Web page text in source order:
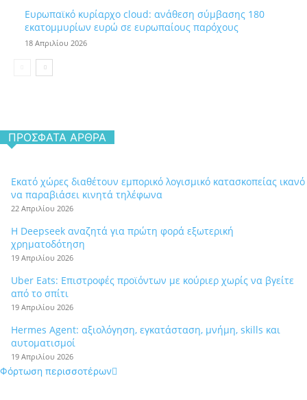
Ευρωπαϊκό κυρίαρχο cloud: ανάθεση σύμβασης 180
εκατομμυρίων ευρώ σε ευρωπαίους παρόχους
18 Απριλίου 2026
ΠΡΌΣΦΑΤΑ ΆΡΘΡΑ
Εκατό χώρες διαθέτουν εμπορικό λογισμικό κατασκοπείας ικανό
να παραβιάσει κινητά τηλέφωνα
22 Απριλίου 2026
Η Deepseek αναζητά για πρώτη φορά εξωτερική
χρηματοδότηση
19 Απριλίου 2026
Uber Eats: Επιστροφές προϊόντων με κούριερ χωρίς να βγείτε
από το σπίτι
19 Απριλίου 2026
Hermes Agent: αξιολόγηση, εγκατάσταση, μνήμη, skills και
αυτοματισμοί
19 Απριλίου 2026
Φόρτωση περισσοτέρων